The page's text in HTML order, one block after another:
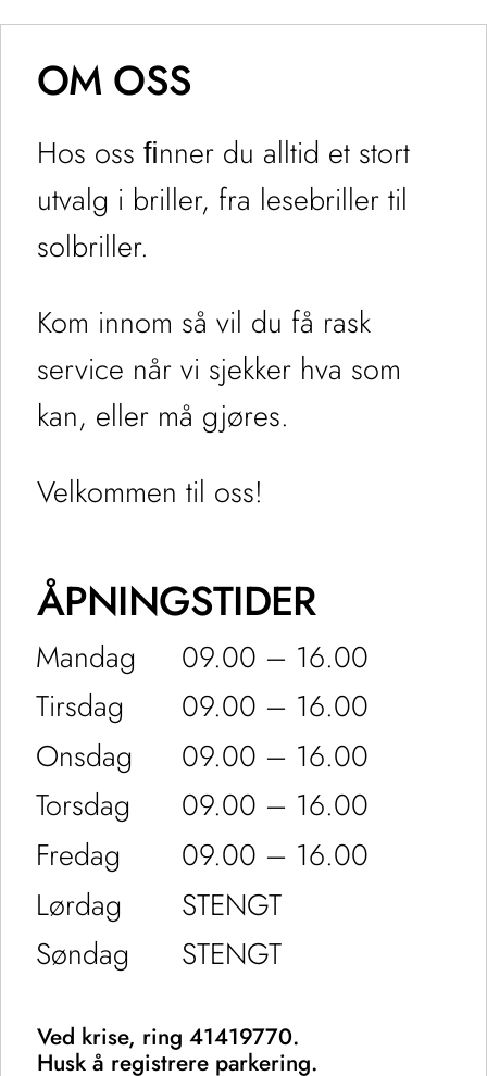
OM OSS
Hos oss ﬁnner du alltid et stort
utvalg i briller, fra lesebriller til
solbriller.
Kom innom så vil du få rask
service når vi sjekker hva som
kan, eller må gjøres.
Velkommen til oss!
ÅPNINGSTIDER
Mandag
09.00 – 16.00
Tirsdag
09.00 – 16.00
Onsdag
09.00 – 16.00
Torsdag
09.00 – 16.00
Fredag
09.00 – 16.00
Lørdag
STENGT
Søndag
STENGT
Ved krise, ring 41419770.
Husk å registrere parkering.